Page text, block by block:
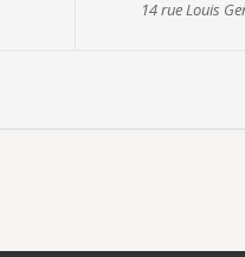
14 rue Louis